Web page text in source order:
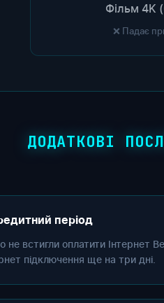
Фільм 4K
❌ Падає
ДОДАТКОВІ
період
не встигли оплатити Інтернет
підключення ще на три дні.